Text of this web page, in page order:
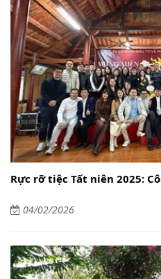
Rực rỡ tiệc Tất niên 2025:
04/02/2026